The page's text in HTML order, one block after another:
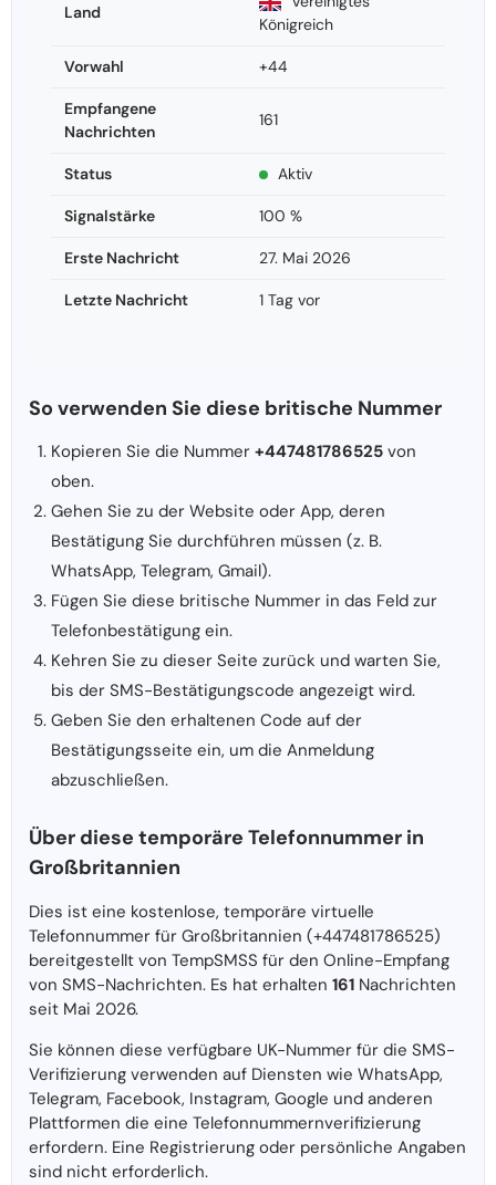
Land
Königreich
Vorwahl +44
Empfangene
Nachrichten
161
Status Aktiv
Signalstärke 100 %
Erste Nachricht 27. Mai 2026
Letzte Nachricht 1 Tag vor
So verwenden Sie diese britische Nummer
Kopieren Sie die Nummer +447481786525 von
oben.
Gehen Sie zu der Website oder App, deren
Bestätigung Sie durchführen müssen (z. B.
WhatsApp, Telegram, Gmail).
Fügen Sie diese britische Nummer in das Feld zur
Telefonbestätigung ein.
Kehren Sie zu dieser Seite zurück und warten Sie,
bis der SMS-Bestätigungscode angezeigt wird.
Geben Sie den erhaltenen Code auf der
Bestätigungsseite ein, um die Anmeldung
abzuschließen.
Über diese temporäre Telefonnummer in
Großbritannien
Dies ist eine kostenlose, temporäre virtuelle
Telefonnummer für Großbritannien (+447481786525)
bereitgestellt von TempSMSS für den Online-Empfang
von SMS-Nachrichten. Es hat erhalten 161 Nachrichten
seit Mai 2026.
Sie können diese verfügbare UK-Nummer für die SMS-
Verifizierung verwenden auf Diensten wie WhatsApp,
Telegram, Facebook, Instagram, Google und anderen
Plattformen die eine Telefonnummernverifizierung
erfordern. Eine Registrierung oder persönliche Angaben
sind nicht erforderlich.